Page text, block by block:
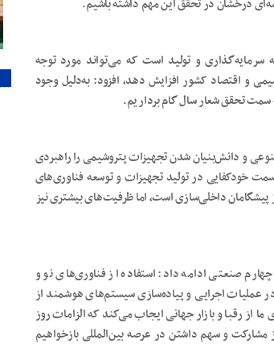
درخشان در تحقق این مهم داشته باشیم.
سرمایه‌گذاری و تولید است که می‌تواند مورد توجه
و اقتصاد کشور افزایش دهد، افزود: به‌دلیل وجود
تحقق شعار سال گام برداریم.
و دانش‌بنیان‌ شدن تجهیزات پتروشیمی را راهبردی
خودکفایی در تولید تجهیزات و توسعه فناوری‌های
داخلی‌سازی است، اما ظرفیت‌های بیشتری نیز
صنعتی ادامه داد: استفاده از فناوری‌های نو و
عملیات اجرایی و پیاده‌سازی سیستم‌های هوشمند از
رقبا و بازار جهانی ایجاب می‌کند که الزامات روز
مشارکت و سهم‌ داشتن در عرصه بین‌المللی بازخواهیم